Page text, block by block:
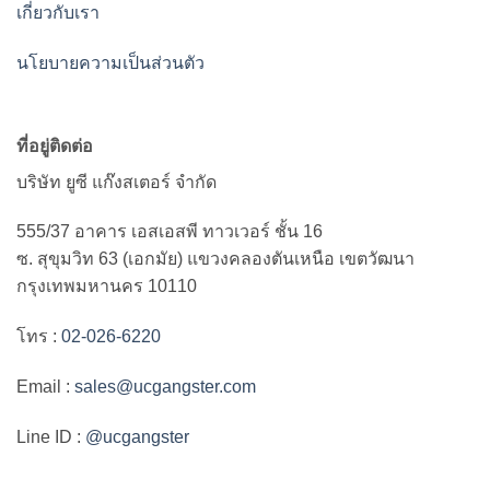
เกี่ยวกับเรา
นโยบายความเป็นส่วนตัว
ที่อยู่ติดต่อ
บริษัท ยูซี แก๊งสเตอร์ จำกัด
555/37 อาคาร เอสเอสพี ทาวเวอร์ ชั้น 16
ซ. สุขุมวิท 63 (เอกมัย) แขวงคลองตันเหนือ เขตวัฒนา
กรุงเทพมหานคร 10110
โทร : 02-026-6220
Email : sales@ucgangster.com
Line ID : @ucgangster